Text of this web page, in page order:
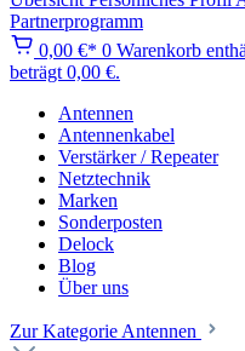
Partnerprogramm
0,00 €* 0 Warenkorb
beträgt 0,00 €.
Antennen
Antennenkabel
Verstärker / Repeater
Netztechnik
Marken
Sonderposten
Delock
Blog
Über uns
Zur Kategorie Antennen